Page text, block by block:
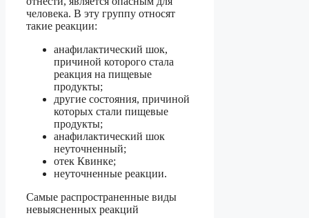
человека. В эту группу относят
такие реакции:
анафилактический шок,
причиной которого стала
реакция на пищевые
продукты;
другие состояния, причиной
которых стали пищевые
продукты;
анафилактический шок
неуточненный;
отек Квинке;
неуточненные реакции.
Самые распространенные виды
невыясненных реакций